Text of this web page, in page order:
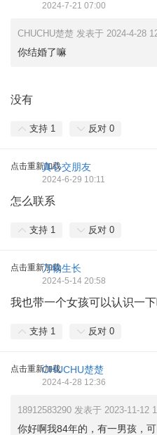
2024-7-21 07:00
CHUCHU楚楚 发表于 2024-4-28
你结婚了嘛
没有
支持 1 反对 0
点击重新加载真心交朋友
2024-6-29 10:11
怎么联系
支持 1 反对 0
点击重新加载万物生长
2024-5-14 20:58
我也带一个女孩可以认识一
支持 1 反对 0
点击重新加载CHUCHU楚楚
2024-4-28 12:36
18912583290 发表于 2023-11-12
你好啊我84年的，有一男孩，